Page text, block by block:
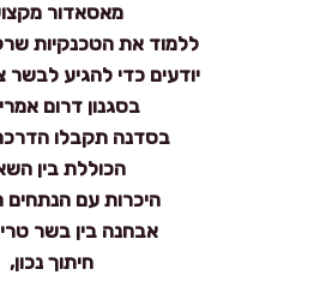
מאסאדור
ללמוד את הטכנקיות
יודעים כדי להגיע לבשר
בסגנון דרום
בסדנה תקבלו
הכוללת בין
היכרות עם הנתחים
אבחנה בין בשר טרי
חיתוך נכון,